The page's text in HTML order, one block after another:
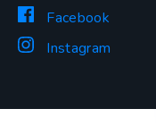
Facebook
Instagram